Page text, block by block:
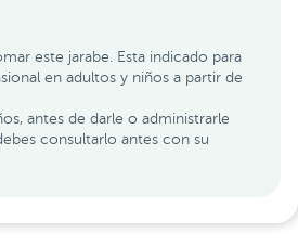
este jarabe. Esta indicado para
en adultos y niños a partir de
antes de darle o administrarle
consultarlo antes con su